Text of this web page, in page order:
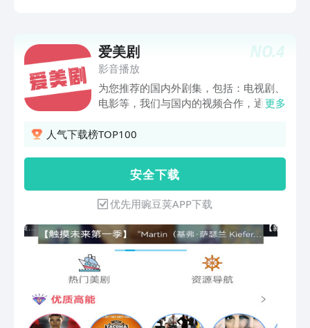
馈。
NO.4
爱美剧
影音播放
为您推荐的国内外剧集，包括：电视剧、
电影等，我们与国内的视频合作，通过大
时可以观看精彩的剧集； 我们还有为用
更多
人气下载榜TOP100
安 全 下 载
优先用豌豆荚APP下载